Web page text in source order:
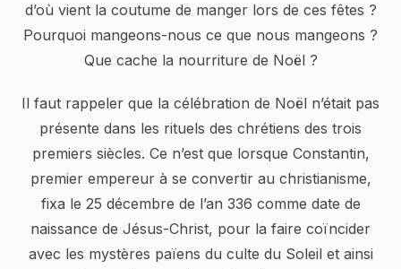
d’où vient la coutume de manger lors de ces fêtes ?
Pourquoi mangeons-nous ce que nous mangeons ?
Que cache la nourriture de Noël ?
Il faut rappeler que la célébration de Noël n’était pas
présente dans les rituels des chrétiens des trois
premiers siècles. Ce n’est que lorsque Constantin,
premier empereur à se convertir au christianisme,
fixa le 25 décembre de l’an 336 comme date de
naissance de Jésus-Christ, pour la faire coïncider
avec les mystères païens du culte du Soleil et ainsi